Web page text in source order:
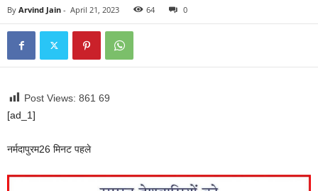
By Arvind Jain - April 21, 2023 64 0
Post Views: 861 69
[ad_1]
नर्मदापुरम26 मिनट पहले